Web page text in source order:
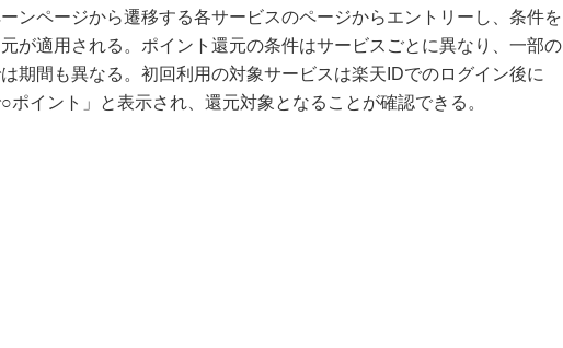
ンページから遷移する各サービスのページからエントリーし、条件を
が適用される。ポイント還元の条件はサービスごとに異なり、一部の
期間も異なる。初回利用の対象サービスは楽天IDでのログイン後に
○ポイント」と表示され、還元対象となることが確認できる。